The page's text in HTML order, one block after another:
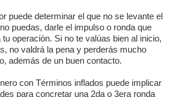
puede determinar el que no se levante el
puedas, darle el impulso o ronda que
tu operación. Si no te valúas bien al inicio,
no valdrá la pena y perderás mucho
además de un buen contacto.
con Términos inflados puede implicar
para concretar una 2da o 3era ronda